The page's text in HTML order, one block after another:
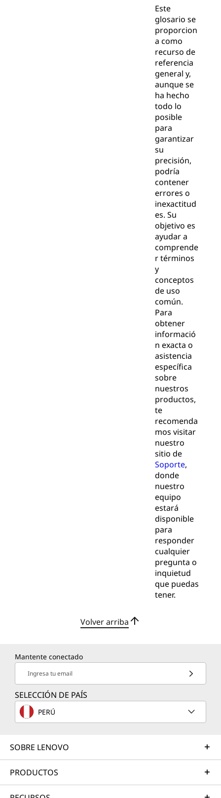
Este
glosario se
proporcion
a como
recurso de
referencia
general y,
aunque se
ha hecho
todo lo
posible
para
garantizar
su
precisión,
podría
contener
errores o
inexactitud
es. Su
objetivo es
ayudar a
comprende
r términos
y
conceptos
de uso
común.
Para
obtener
informació
n exacta o
asistencia
específica
sobre
nuestros
productos,
te
recomenda
mos visitar
nuestro
sitio de
Soporte,
donde
nuestro
equipo
estará
disponible
para
responder
cualquier
pregunta o
inquietud
que puedas
tener.
Volver arriba
Mantente conectado
Ingresa tu email
SELECCIÓN DE PAÍS
PERÚ
SOBRE LENOVO
PRODUCTOS